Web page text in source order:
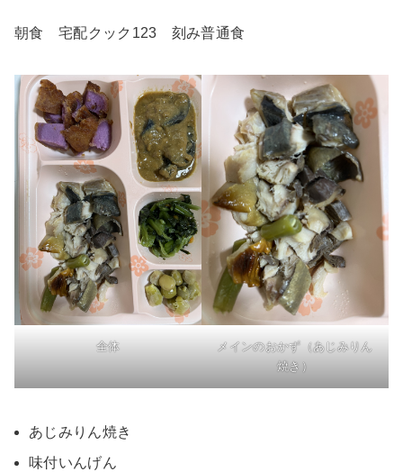
朝食 宅配クック123 刻み普通食
全体
メインのおかず（あじみりん
焼き）
あじみりん焼き
味付いんげん